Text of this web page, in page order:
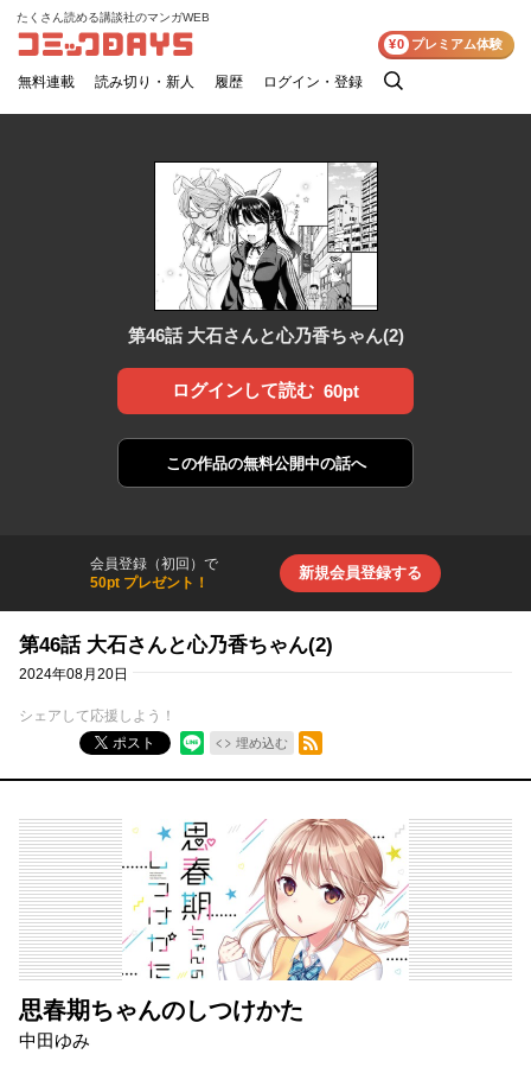
コミックDAYS
たくさん読める講談社のマンガWEB
無料連載 読み切り・新人 履歴 ログイン・登録
検
¥0 プレミアム体験
第46話 大石さんと心乃香ちゃん(2)
ログインして読む 60pt
この作品の無料公開中の話へ
会員登録（初回）で
50pt プレゼント！
新規会員登録する
第46話 大石さんと心乃香ちゃん(2)
2024年08月20日
シェアして応援しよう！
ポスト
埋め込む
RSSフィード
思春期ちゃんのしつけかた
中田ゆみ